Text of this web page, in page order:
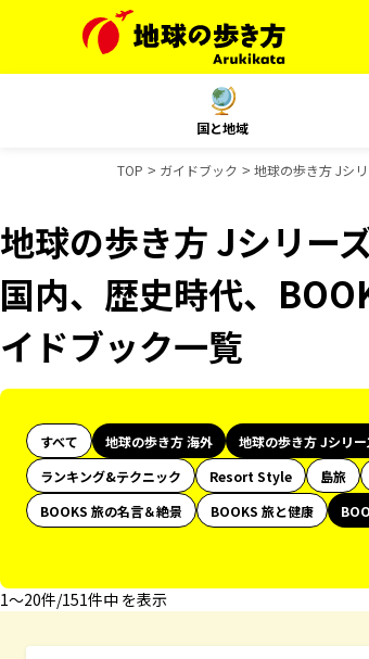
国と地域
TOP ガイドブック 地球の歩き方 Jシ
地球の歩き方 Jシリー
国内、歴史時代、
イドブック一覧
すべて 地球の歩き方 海外 地球の歩き方 Jシリー
ランキング&テクニック
Resort Style 島旅
BOOKS 旅の名言＆絶景
BOOKS 旅と健康
1〜20件/151件中 を表示